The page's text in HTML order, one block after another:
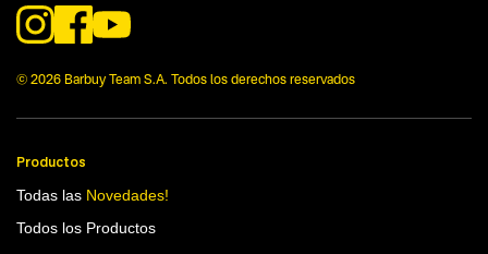
© 2026 Barbuy Team S.A. Todos los derechos reservados
Productos
Todas las Novedades!
Todos los Productos